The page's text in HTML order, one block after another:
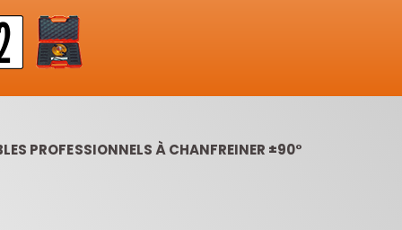
PROFESSIONNELS À CHANFREINER ±90°